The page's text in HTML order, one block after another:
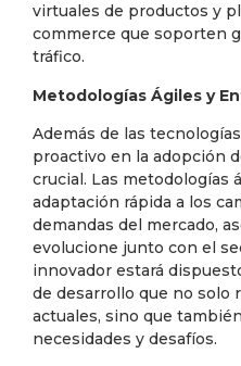
virtuales de productos y
commerce que soporten
tráfico.
Metodologías Ágiles y
Además de las
proactivo en la adopción
crucial. Las metodologías
adaptación rápida a los
demandas del mercado,
evolucione junto con el
innovador estará
de desarrollo que no solo
actuales, sino que
necesidades y desafíos.